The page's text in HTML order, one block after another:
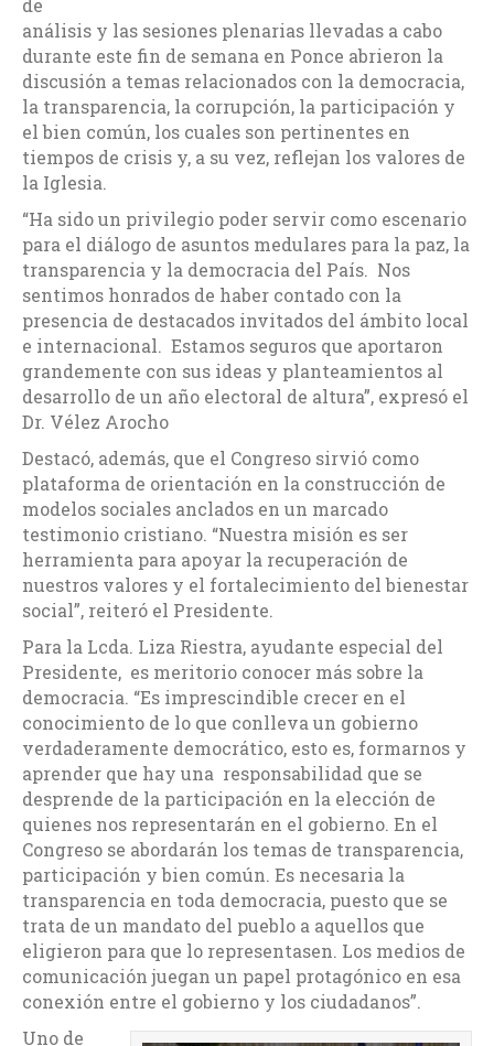
de
análisis y las sesiones plenarias llevadas a cabo
durante este fin de semana en Ponce abrieron la
discusión a temas relacionados con la democracia,
la transparencia, la corrupción, la participación y
el bien común, los cuales son pertinentes en
tiempos de crisis y, a su vez, reflejan los valores de
la Iglesia.
“Ha sido un privilegio poder servir como escenario
para el diálogo de asuntos medulares para la paz, la
transparencia y la democracia del País. Nos
sentimos honrados de haber contado con la
presencia de destacados invitados del ámbito local
e internacional. Estamos seguros que aportaron
grandemente con sus ideas y planteamientos al
desarrollo de un año electoral de altura”, expresó el
Dr. Vélez Arocho
Destacó, además, que el Congreso sirvió como
plataforma de orientación en la construcción de
modelos sociales anclados en un marcado
testimonio cristiano. “Nuestra misión es ser
herramienta para apoyar la recuperación de
nuestros valores y el fortalecimiento del bienestar
social”, reiteró el Presidente.
Para la Lcda. Liza Riestra, ayudante especial del
Presidente, es meritorio conocer más sobre la
democracia. “Es imprescindible crecer en el
conocimiento de lo que conlleva un gobierno
verdaderamente democrático, esto es, formarnos y
aprender que hay una responsabilidad que se
desprende de la participación en la elección de
quienes nos representarán en el gobierno. En el
Congreso se abordarán los temas de transparencia,
participación y bien común. Es necesaria la
transparencia en toda democracia, puesto que se
trata de un mandato del pueblo a aquellos que
eligieron para que lo representasen. Los medios de
comunicación juegan un papel protagónico en esa
conexión entre el gobierno y los ciudadanos”.
Uno de